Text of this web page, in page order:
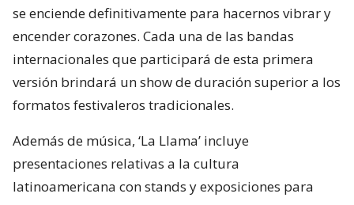
se enciende definitivamente para hacernos vibrar y
encender corazones. Cada una de las bandas
internacionales que participará de esta primera
versión brindará un show de duración superior a los
formatos festivaleros tradicionales.
Además de música, ‘La Llama’ incluye
presentaciones relativas a la cultura
latinoamericana con stands y exposiciones para